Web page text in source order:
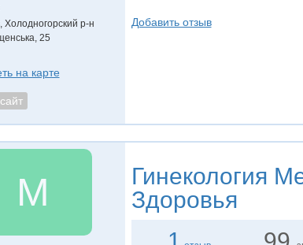
Холодногорский р-н
25
на карте
сайт
Добавить отзыв
М Гинекология
Здоровья